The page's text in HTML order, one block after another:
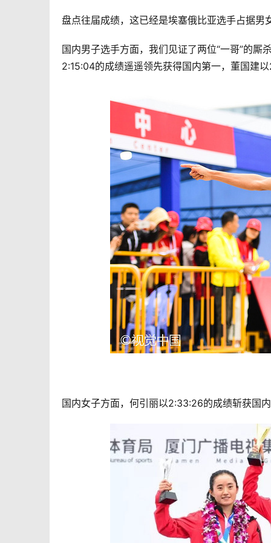
盘点往届成绩，这已经是埃塞俄比亚选手占据男
国内男子选手方面，我们见证了两位“一哥”的
2:15:04的成绩遥遥领先获得国内第一，董国建
国内女子方面，何引丽以2:33:26的成绩斩获国